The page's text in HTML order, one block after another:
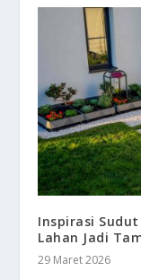
Inspirasi
Lahan Jadi
29 Maret 2026